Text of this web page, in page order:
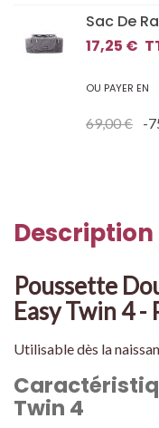
Sac De
17,25 €
OU PAYER EN
69,00 € -
Description
Poussette
Easy Twin 4 -
Utilisable dès la
Twin 4